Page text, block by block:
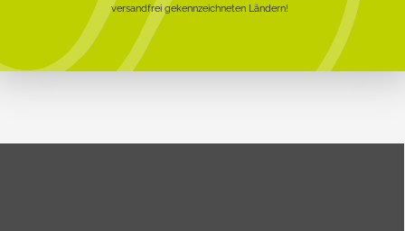
versandfrei gekennzeichneten Ländern!